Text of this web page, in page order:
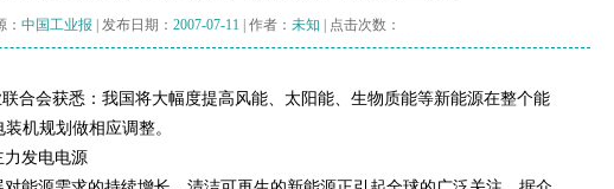
中国工业报 | 发布日期： 2007-07-11 | 作者： 未知 | 点击次数：
合会获悉：我国将大幅度提高风能、太阳能、生物质能等新能源在整个能
机规划做相应调整。
发电电源